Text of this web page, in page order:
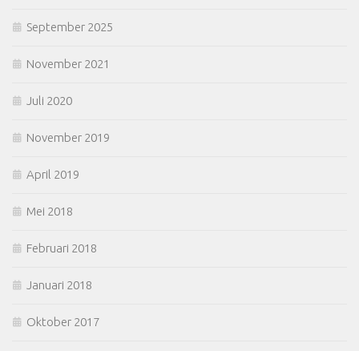
September 2025
November 2021
Juli 2020
November 2019
April 2019
Mei 2018
Februari 2018
Januari 2018
Oktober 2017